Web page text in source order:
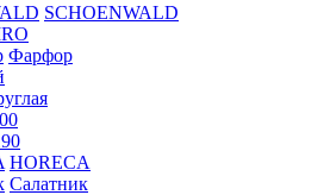
SCHOENWALD
Фарфор
HORECA
Салатник